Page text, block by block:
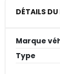
DÉTAILS
Marque
Type